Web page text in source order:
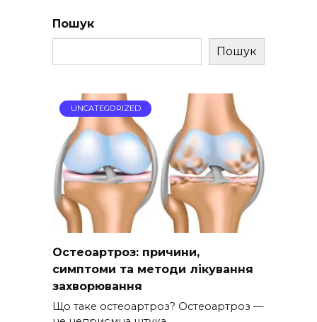
Пошук
Пошук
UNCATEGORIZED
Остеоартроз: причини,
симптоми та методи лікування
захворювання
Що таке остеоартроз? Остеоартроз —